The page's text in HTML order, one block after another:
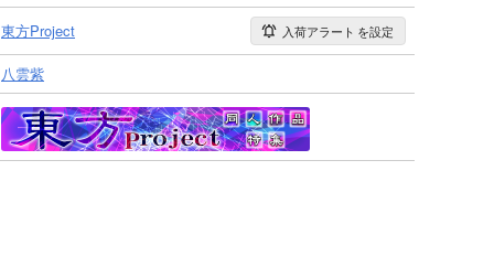
東方Project 入荷アラート を設定
八雲紫